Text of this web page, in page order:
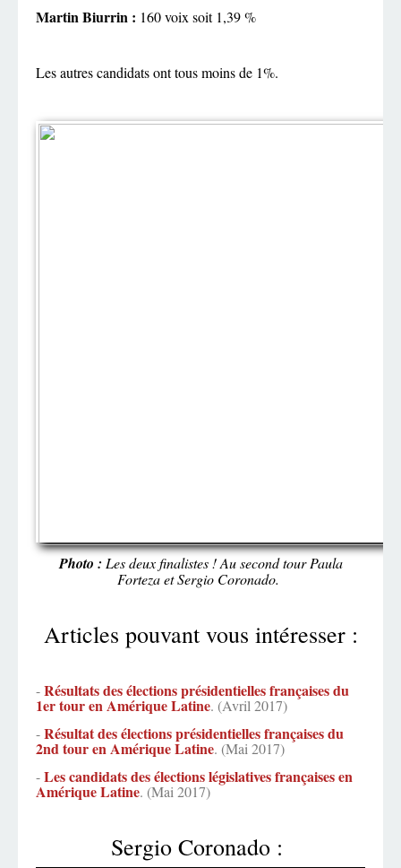
Martin Biurrin : 160 voix soit 1,39 %
Les autres candidats ont tous moins de 1%.
Photo : Les deux finalistes ! Au second tour Paula
Forteza et Sergio Coronado.
Articles pouvant vous intéresser :
-Résultats des élections présidentielles françaises du
1er tour en Amérique Latine. (Avril 2017)
-Résultat des élections présidentielles françaises du
2nd tour en Amérique Latine. (Mai 2017)
-Les candidats des élections législatives françaises en
Amérique Latine. (Mai 2017)
Sergio Coronado :